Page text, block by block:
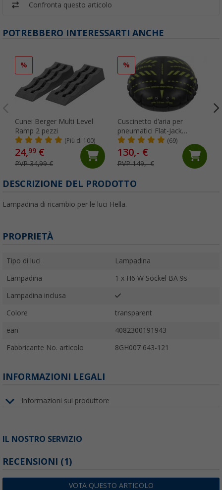
Confronta questo articolo
POTREBBERO INTERESSARTI ANCHE
%
Cunei Berger Multi Level
Ramp 2 pezzi
(Più di 100)
24,99 €
PVP 34,99 €
%
Cuscinetto d'aria per
pneumatici Flat-Jack
Camper 2.0 per veicoli fino
a 6 tonnellate e fino a 305
mm di larghezza del
pneumatico
(69)
130,- €
PVP 149,- €
DESCRIZIONE DEL PRODOTTO
Lampadina di ricambio per le luci Hella.
PROPRIETÀ
Tipo di luci Lampadina
Lampadina 1 x H6 W Sockel BA 9s
Lampadina inclusa
Colore transparent
ean 4082300191943
Fabbricante No. articolo 8GH007 643-121
INFORMAZIONI LEGALI
Informazioni sul produttore
IL NOSTRO SERVIZIO
RECENSIONI (1)
VOTA QUESTO ARTICOLO